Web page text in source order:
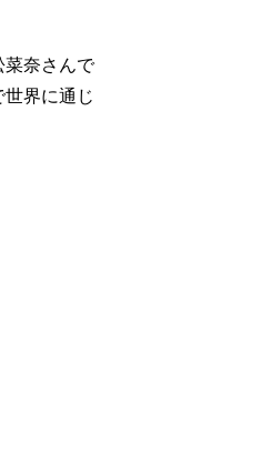
菜奈さんで
界に通じ